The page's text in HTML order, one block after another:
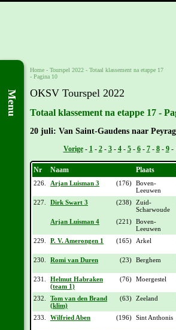
Menu
Home - Tourspel 2022 - Totaal klassement na etappe 17
- Pagina 10
OKSV Tourspel 2022
Totaal klassement na etappe 17 -
20 juli: Van Saint-Gaudens naar
Vorige- 1- 2- 3- 4- 5- 6- 7- 8- 9-
Nr Naam Plaats
226. Arjan Luisman 3 (176) Boven-
Leeuwen
227. Dirk Swart 3 (238) Zuid-
Scharwoude
Arjan Luisman 4 (221) Boven-
Leeuwen
229. P. V. Amerongen 1 (165) Arkel
230. Romi van Duren (23) Berghem
231.
Helmut Habraken
(team 1)
(76) Moergestel
232.
Tom van den Brand
(klim)
(63) Zeeland
233. Wilfried Aben (196) Sint Anthonis